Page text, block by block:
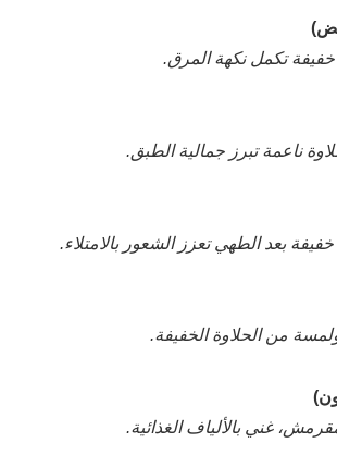
تكمل نكهة المرق.
ناعمة تبرز جمالية الطبق.
بعد الطهي تعزز الشعور بالامتلاء.
من الحلاوة الخفيفة.
غني بالألياف الغذائية.